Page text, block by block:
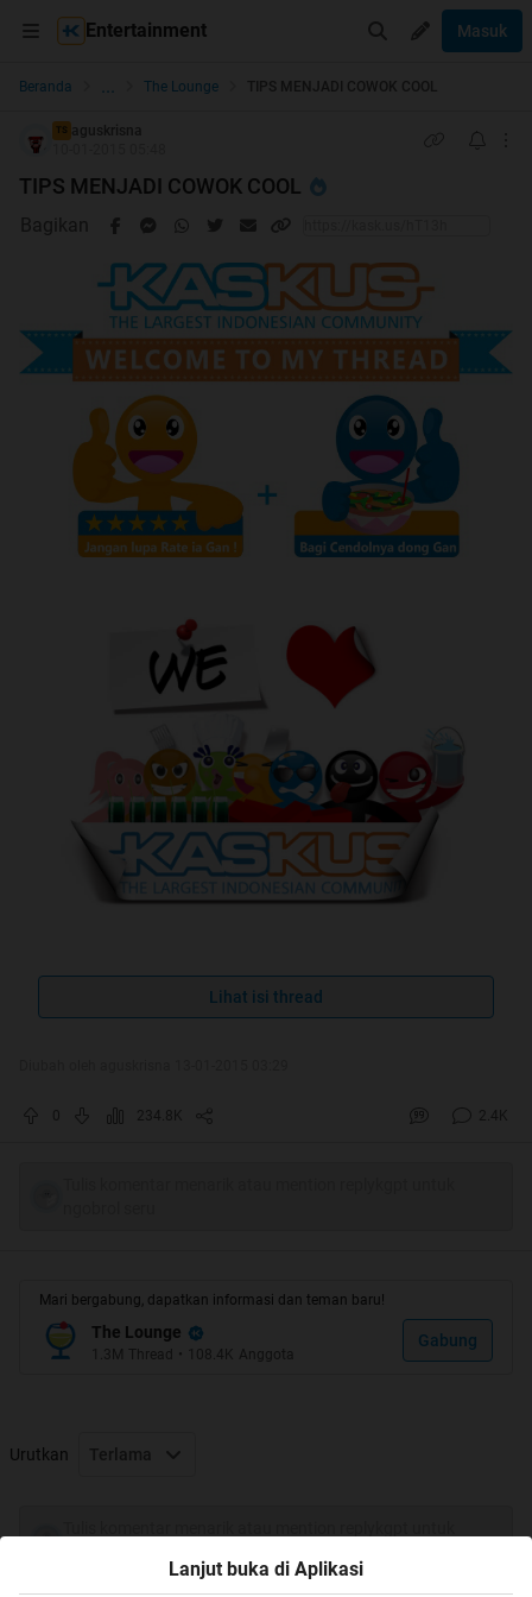
Entertainment Masuk
Beranda ... The Lounge TIPS MENJADI COWOK COOL
TS aguskrisna
TIPS MENJADI COWOK COOL
Bagikan
Lihat isi thread
234.8K 2.4K
Mari bergabung, dapatkan informasi dan teman baru!
The Lounge
1.3M Thread • 108.4K Anggota
Gabung
Urutkan Terlama
Lanjut buka di Aplikasi